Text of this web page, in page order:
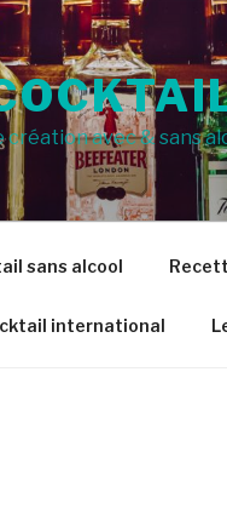
création avec & sans
sans alcool
international